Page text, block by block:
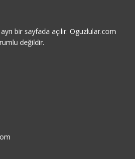
bir sayfada açılır. Oguzlular.com
değildir.